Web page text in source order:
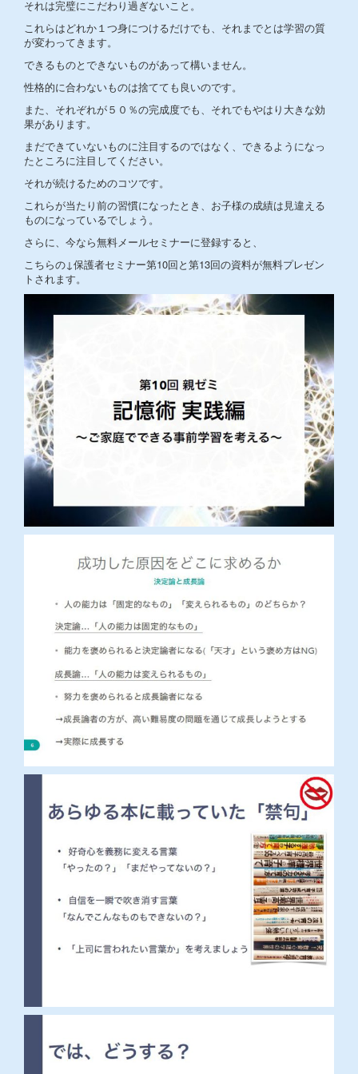
それは完璧にこだわり過ぎないこと。
これらはどれか１つ身につけるだけでも、それまでとは学習の質
が変わってきます。
できるものとできないものがあって構いません。
性格的に合わないものは捨てても良いのです。
また、それぞれが５０％の完成度でも、それでもやはり大きな効
果があります。
まだできていないものに注目するのではなく、できるようになっ
たところに注目してください。
それが続けるためのコツです。
これらが当たり前の習慣になったとき、お子様の成績は見違える
ものになっているでしょう。
さらに、今なら無料メールセミナーに登録すると、
こちらの↓保護者セミナー第10回と第13回の資料が無料プレゼン
トされます。